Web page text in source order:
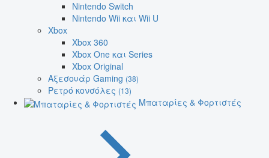
Nintendo Switch
Nintendo Wii και Wii U
Xbox
Xbox 360
Xbox One και Series
Xbox Original
Αξεσουάρ Gaming (38)
Ρετρό κονσόλες (13)
Μπαταρίες & Φορτιστές